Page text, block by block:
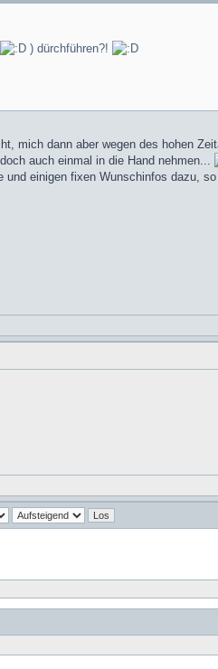
) dürchführen?!
mich dann aber wegen des hohen
auch einmal in die Hand nehmen...
und einigen fixen Wunschinfos dazu,